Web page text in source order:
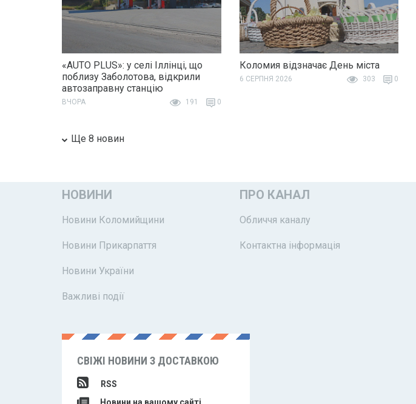
«AUTO PLUS»: у селі Іллінці, що
поблизу Заболотова, відкрили
автозаправну станцію
ВЧОРА 191 0
Коломия відзначає День міста
6 СЕРПНЯ 2026 303 0
Ще 8 новин
НОВИНИ
Новини Коломийщини
Новини Прикарпаття
Новини України
Важливі події
ПРО КАНАЛ
Обличчя каналу
Контактна інформація
СВІЖІ НОВИНИ З ДОСТАВКОЮ
RSS